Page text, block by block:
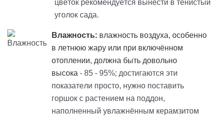
цветок рекомендуется вынести в тенистый
уголок сада.
Влажность: влажность воздуха, особенно
в летнюю жару или при включённом
отоплении, должна быть довольно
высока - 85 - 95%; достигаются эти
показатели просто, нужно поставить
горшок с растением на поддон,
наполненный увлажнённым керамзитом